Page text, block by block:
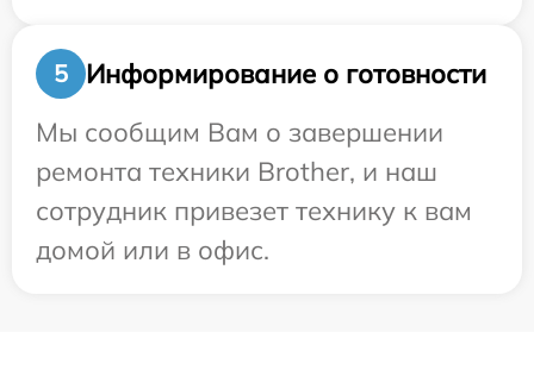
5
Информирование о готовности
Мы сообщим Вам о завершении
ремонта техники Brother, и наш
сотрудник привезет технику к вам
домой или в офис.